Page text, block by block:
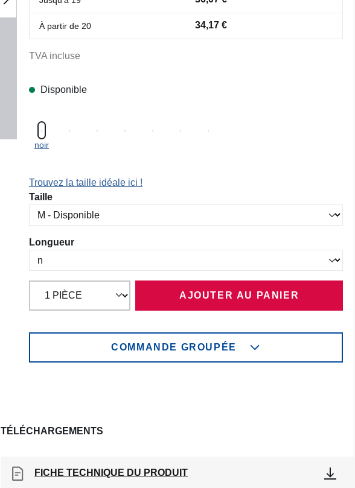
À partir de 20 34,17 €
TVA incluse
Disponible
noir
Trouvez la taille idéale ici !
Sélectionnez
Taille
Sélectionnez
Longueur
AJOUTER AU PANIER
COMMANDE GROUPÉE
TÉLÉCHARGEMENTS
FICHE TECHNIQUE DU PRODUIT